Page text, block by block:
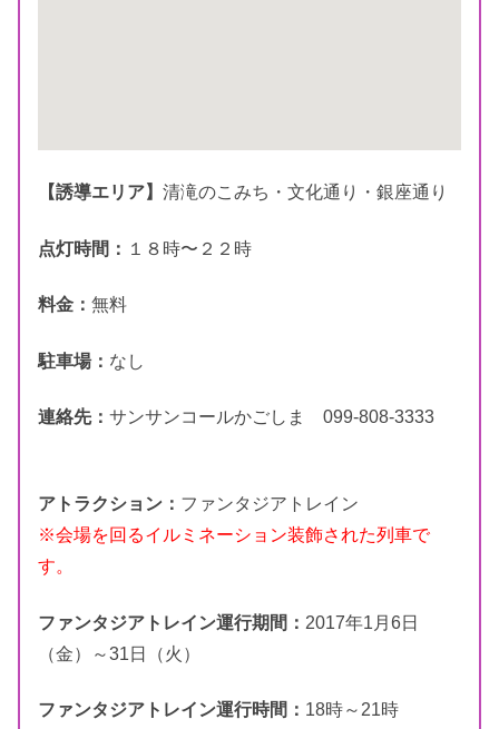
【誘導エリア】 清滝のこみち・文化通り・銀座通り
点灯時間： １８時〜２２時
料金： 無料
駐車場： なし
連絡先： サンサンコールかごしま 099-808-3333
アトラクション： ファンタジアトレイン
※会場を回るイルミネーション装飾された列車で
す。
ファンタジアトレイン運行期間： 2017年1月6日
（金）～31日（火）
ファンタジアトレイン運行時間： 18時～21時